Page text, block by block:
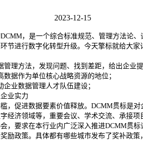
2023-12-15
，是一个综合标准规范、管理方法论
节进行数字化转型升级。今天擎标就给大家
理方法，发现问题、找到差距，给出企业
据作为单位核心战略资源的地位；
业数据管理人才队伍建设；
业实力
，促进数据要素价值释放。DCMM贯标是
经济领域等，重要会议、学术交流、承接
，要求在本行业内广泛深入推进DCMM贯标
励政策。具体都有哪些城市发布了奖补政策